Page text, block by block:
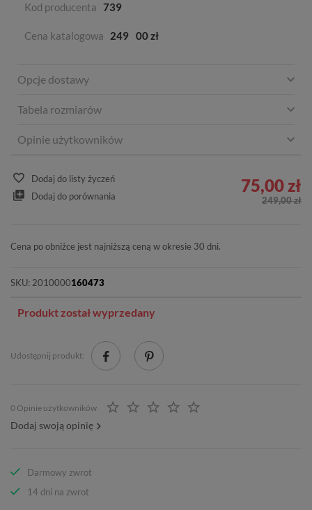
Kod producenta 739
Cena katalogowa 249 00 zł
Opcje dostawy
Tabela rozmiarów
Opinie użytkowników
Dodaj do listy życzeń
Dodaj do porównania
75,00 zł
249,00 zł
Cena po obniżce jest najniższą ceną w okresie 30 dni.
SKU: 2010000160473
Produkt został wyprzedany
Udostępnij produkt:
0 Opinie użytkowników
Dodaj swoją opinię
Darmowy zwrot
14 dni na zwrot